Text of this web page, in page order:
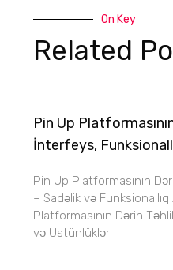
On Key
Related
Pin Up
İnterfeys,
Pin Up Platformasının
– Sadəlik və
Platformasının Dərin
və Üstünlüklər